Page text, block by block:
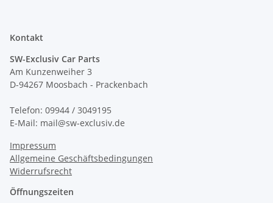
Kontakt
SW-Exclusiv Car Parts
Am Kunzenweiher 3
D-94267 Moosbach - Prackenbach
Telefon: 09944 / 3049195
E-Mail: mail@sw-exclusiv.de
Impressum
Allgemeine Geschäftsbedingungen
Widerrufsrecht
Öffnungszeiten